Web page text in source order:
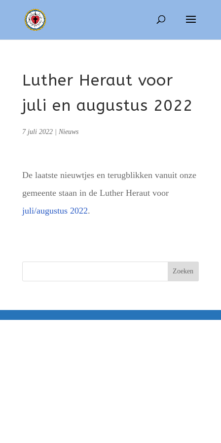
Luther Heraut voor
juli en augustus 2022
7 juli 2022| Nieuws
De laatste nieuwtjes en terugblikken vanuit onze
gemeente staan in de Luther Heraut voor
juli/augustus 2022.